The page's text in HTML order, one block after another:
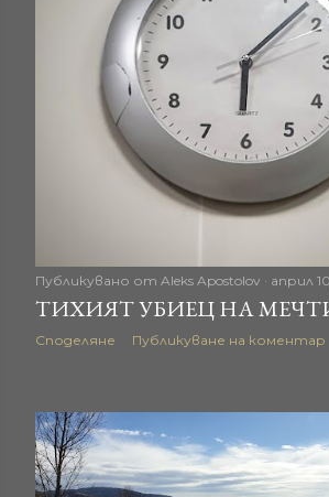
Публикувано от Aleks Apostolov април
ТИХИЯТ УБИЕЦ НА
Споделяне Публикуване на коментар